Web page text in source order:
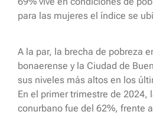
para las mujeres el índice se
A la par, la brecha de pobreza
bonaerense y la Ciudad de
sus niveles más altos en los
En el primer trimestre de 2024,
conurbano fue del 62%, frente